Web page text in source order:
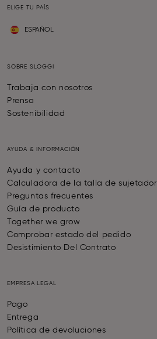
ELIGE TU PAÍS
ESPAÑOL
SOBRE SLOGGI
Trabaja con nosotros
Prensa
Sostenibilidad
AYUDA & INFORMACIÓN
Ayuda y contacto
Calculadora de la talla de sujetador
Preguntas frecuentes
Guía de producto
Together we grow
Comprobar estado del pedido
Desistimiento Del Contrato
EMPRESA LEGAL
Pago
Entrega
Política de devoluciones